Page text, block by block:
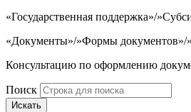
«Государственная поддержка»/
«Документы»/»Формы документов»/
Консультацию по оформлению
Поиск
Искать